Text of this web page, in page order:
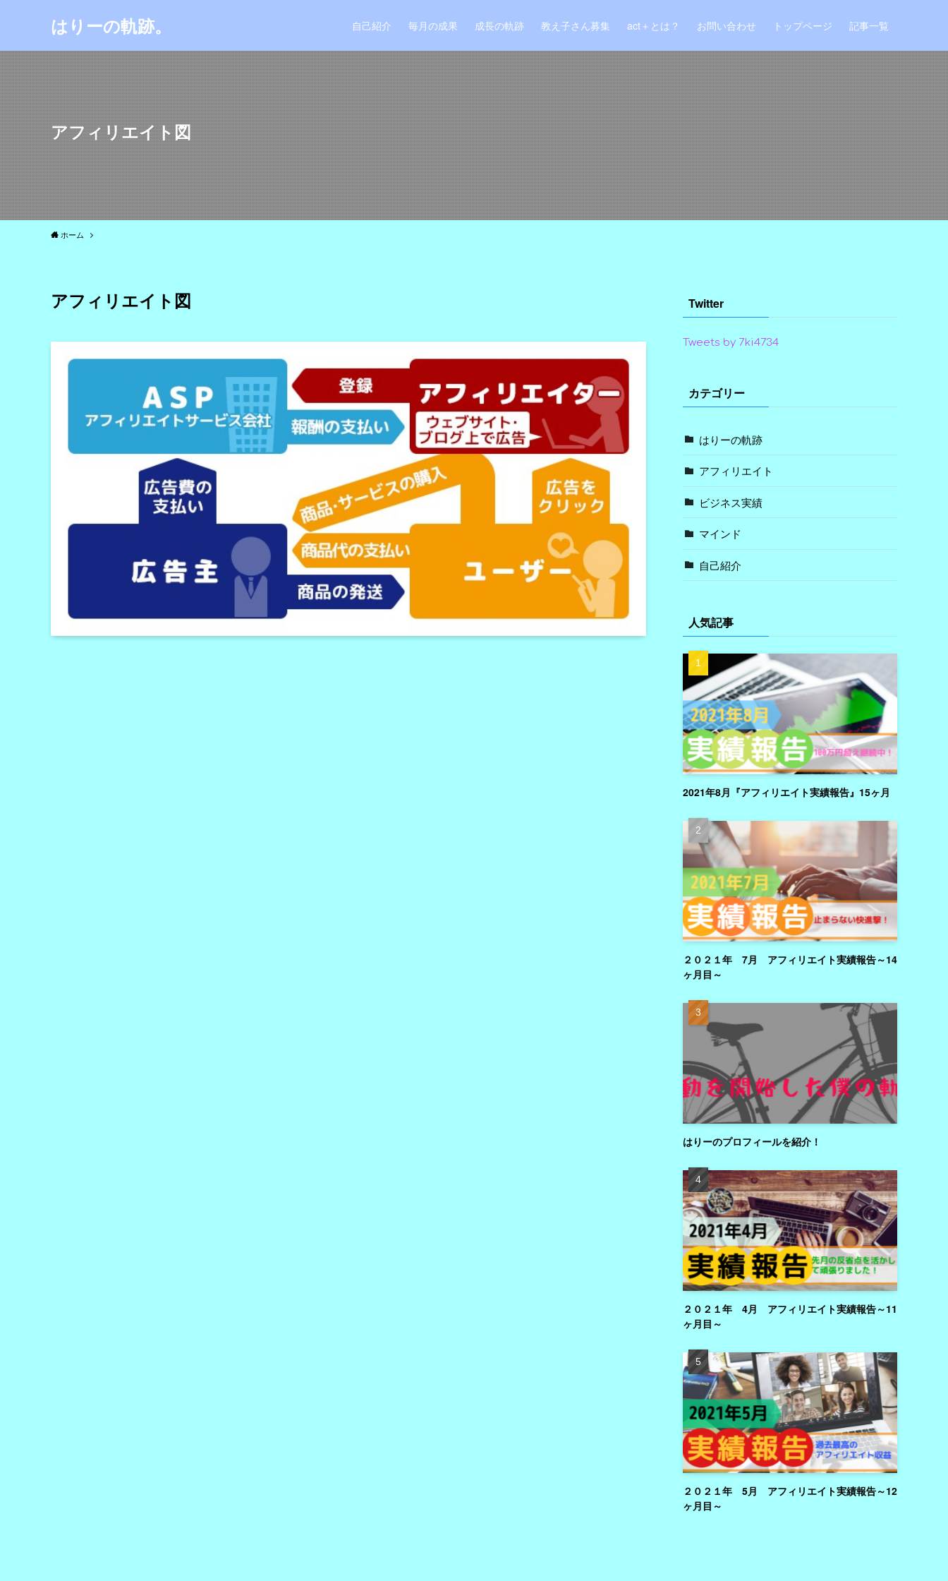
はりーの軌跡。 自己紹介 毎月の成果 成長の軌跡 教え子さん募集 act＋とは？ お問い合わせ トップページ 記事一覧
アフィリエイト図
ホーム
アフィリエイト図 Twitter
Tweets by 7ki4734
カテゴリー
はりーの軌跡
アフィリエイト
ビジネス実績
マインド
自己紹介
人気記事
2021年8月『アフィリエイト実績報告』15ヶ月
２０２１年 7月 アフィリエイト実績報告～14
ヶ月目～
はりーのプロフィールを紹介！
２０２１年 4月 アフィリエイト実績報告～11
ヶ月目～
２０２１年 5月 アフィリエイト実績報告～12
ヶ月目～